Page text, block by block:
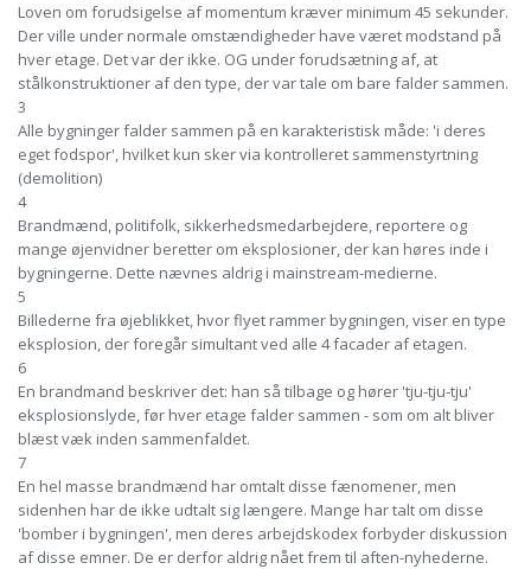
Loven om forudsigelse af momentum kræver minimum 45 sekunder.
Der ville under normale omstændigheder have været modstand på
hver etage. Det var der ikke. OG under forudsætning af, at
stålkonstruktioner af den type, der var tale om bare falder sammen.
3
Alle bygninger falder sammen på en karakteristisk måde: 'i deres
eget fodspor', hvilket kun sker via kontrolleret sammenstyrtning
(demolition)
4
Brandmænd, politifolk, sikkerhedsmedarbejdere, reportere og
mange øjenvidner beretter om eksplosioner, der kan høres inde i
bygningerne. Dette nævnes aldrig i mainstream-medierne.
5
Billederne fra øjeblikket, hvor flyet rammer bygningen, viser en type
eksplosion, der foregår simultant ved alle 4 facader af etagen.
6
En brandmand beskriver det: han så tilbage og hører 'tju-tju-tju'
eksplosionslyde, før hver etage falder sammen - som om alt bliver
blæst væk inden sammenfaldet.
7
En hel masse brandmænd har omtalt disse fænomener, men
sidenhen har de ikke udtalt sig længere. Mange har talt om disse
'bomber i bygningen', men deres arbejdskodex forbyder diskussion
af disse emner. De er derfor aldrig nået frem til aften-nyhederne.